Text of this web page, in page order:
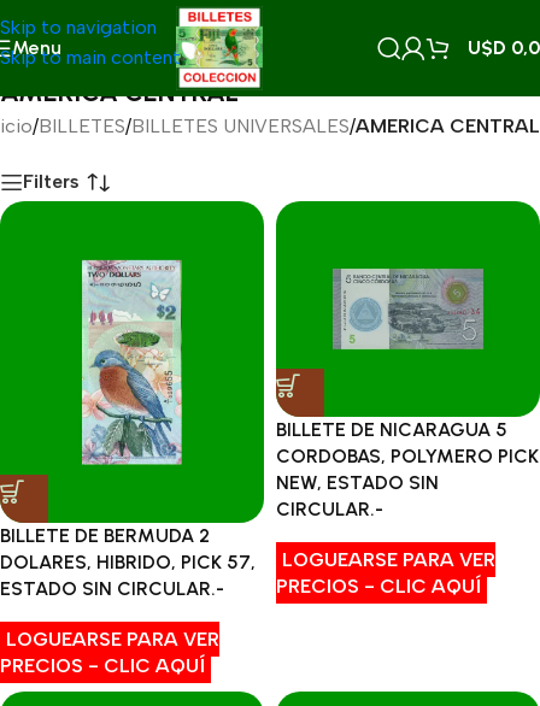
Skip to navigation
Skip to main content
Menu U$D
AMERICA CENTRAL
/BILLETES/BILLETES UNIVERSALES/AMERICA CENTRAL
Filters
BILLETE DE BERMUDA 2
DOLARES, HIBRIDO, PICK 57,
ESTADO SIN CIRCULAR.-
LOGUEARSE PARA VER
PRECIOS - CLIC AQUÍ
BILLETE DE NICARAGUA 5
CORDOBAS, POLYMERO PICK
NEW, ESTADO SIN
CIRCULAR.-
LOGUEARSE PARA VER
PRECIOS - CLIC AQUÍ